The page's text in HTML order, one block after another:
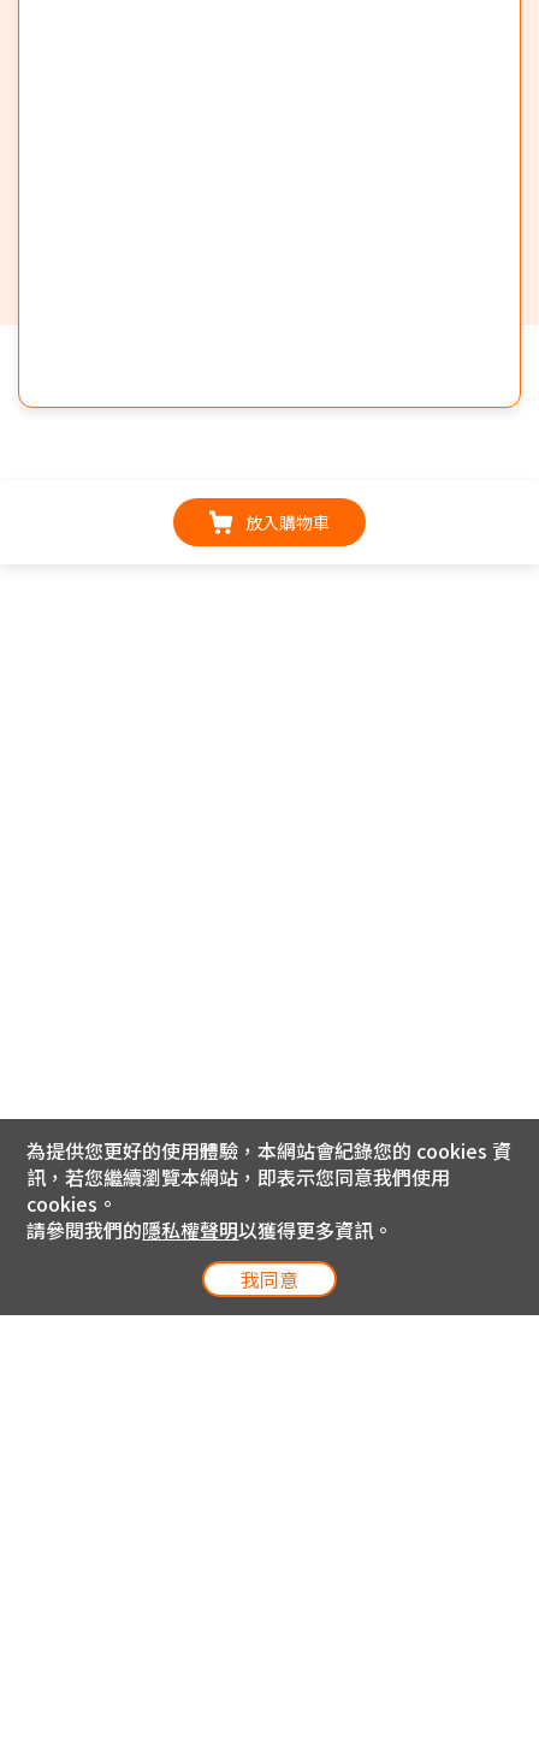
放入購物車
為提供您更好的使用體驗，本網站會紀錄您的 cookies 資
訊，若您繼續瀏覽本網站，即表示您同意我們使用
cookies。
請參閱我們的隱私權聲明以獲得更多資訊。
我同意